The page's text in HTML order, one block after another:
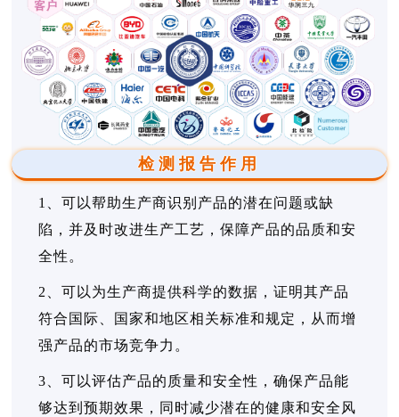
检测报告作用
1、可以帮助生产商识别产品的潜在问题或缺
陷，并及时改进生产工艺，保障产品的品质和安
全性。
2、可以为生产商提供科学的数据，证明其产品
符合国际、国家和地区相关标准和规定，从而增
强产品的市场竞争力。
3、可以评估产品的质量和安全性，确保产品能
够达到预期效果，同时减少潜在的健康和安全风